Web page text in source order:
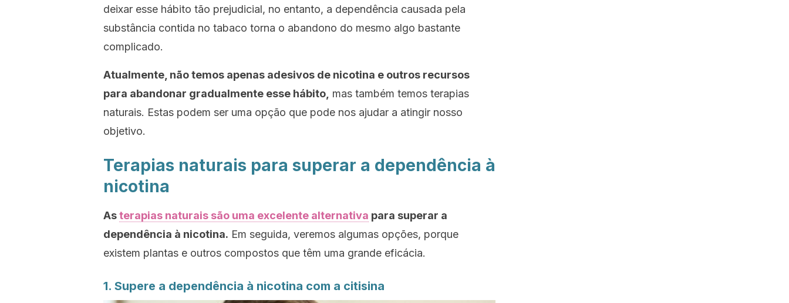
deixar esse hábito tão prejudicial, no entanto, a dependência causada pela
substância contida no tabaco torna o abandono do mesmo algo bastante
complicado.
Atualmente, não temos apenas adesivos de nicotina e outros recursos
para abandonar gradualmente esse hábito, mas também temos terapias
naturais. Estas podem ser uma opção que pode nos ajudar a atingir nosso
objetivo.
Terapias naturais para superar a dependência à
nicotina
Asterapias naturais são uma excelente alternativa para superar a
dependência à nicotina. Em seguida, veremos algumas opções, porque
existem plantas e outros compostos que têm uma grande eficácia.
1. Supere a dependência à nicotina com a citisina